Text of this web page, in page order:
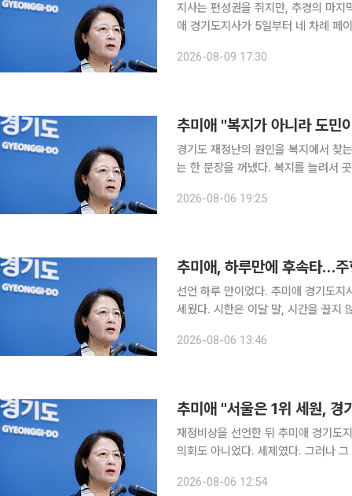
지사는 편성권을 쥐지만, 추경의 마지막 열쇠는 의회가 쥔다
애 경기도지사가 5일부터 네 차례 페
2026-08-09 17:30
추미애 "복지가 아니라 도민
경기도 재정난의 원인을 복지에서 찾
는 한 문장을 꺼냈다. 복지를 늘려서
이 과도한 복지정책 때문이라고 말한
2026-08-06 19:25
추미애, 하루만에 후속타…
선언 하루 만이었다. 추미애 경기도지
세웠다. 시한은 이달 말, 시간을 끌지 않겠다는 신호다. 6일 이투데
체계를 구축하라고 지시했다. 취임한
2026-08-06 13:46
추미애 "서울은 1위 세원,
재정비상을 선언한 뒤 추미애 경기도
의회도 아니었다. 세제였다. 그러나
신의 페이스북에 "경기도 재정위기
2026-08-06 12:54